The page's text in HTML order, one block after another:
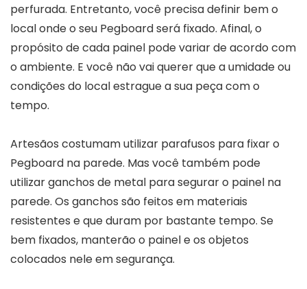
perfurada. Entretanto, você precisa definir bem o
local onde o seu Pegboard será fixado. Afinal, o
propósito de cada painel pode variar de acordo com
o ambiente. E você não vai querer que a umidade ou
condições do local estrague a sua peça com o
tempo.
Artesãos costumam utilizar parafusos para fixar o
Pegboard na parede. Mas você também pode
utilizar ganchos de metal para segurar o painel na
parede. Os ganchos são feitos em materiais
resistentes e que duram por bastante tempo. Se
bem fixados, manterão o painel e os objetos
colocados nele em segurança.